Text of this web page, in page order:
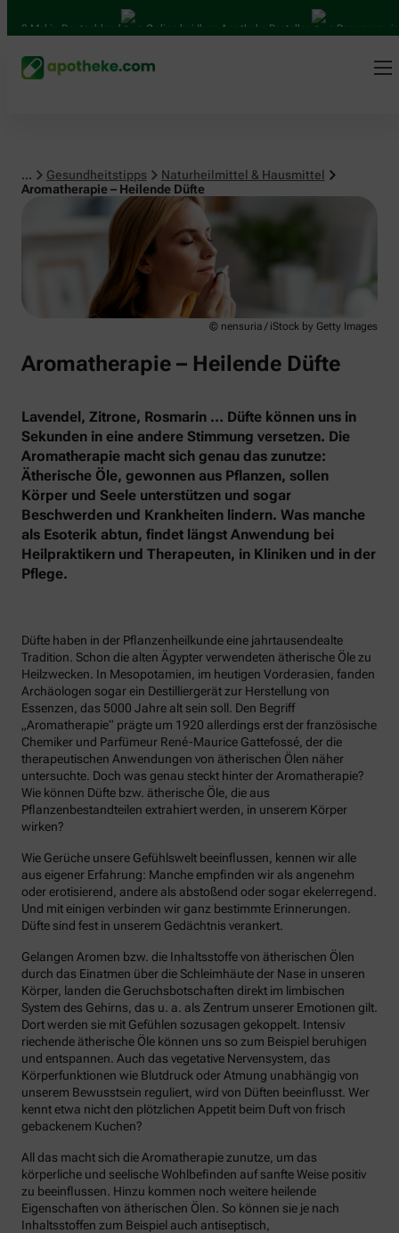
Mal in Deutschland Online bei Ihrer Apotheke Bestellen Bequem
... Gesundheitstipps
Naturheilmittel & Hausmittel
Aromatherapie – Heilende Düfte
Naturheilmittel & Hausmittel
© nensuria / iStock by Getty Images
Aromatherapie – Heilende Düfte
Lavendel, Zitrone, Rosmarin … Düfte können uns in
Sekunden in eine andere Stimmung versetzen. Die
Aromatherapie macht sich genau das zunutze:
Ätherische Öle, gewonnen aus Pflanzen, sollen
Körper und Seele unterstützen und sogar
Beschwerden und Krankheiten lindern. Was manche
als Esoterik abtun, findet längst Anwendung bei
Heilpraktikern und Therapeuten, in Kliniken und in der
Pflege.
Düfte haben in der Pflanzenheilkunde eine jahrtausendealte
Tradition. Schon die alten Ägypter verwendeten ätherische Öle zu
Heilzwecken. In Mesopotamien, im heutigen Vorderasien, fanden
Archäologen sogar ein Destilliergerät zur Herstellung von
Essenzen, das 5000 Jahre alt sein soll. Den Begriff
„Aromatherapie“ prägte um 1920 allerdings erst der französische
Chemiker und Parfümeur René-Maurice Gattefossé, der die
therapeutischen Anwendungen von ätherischen Ölen näher
untersuchte. Doch was genau steckt hinter der Aromatherapie?
Wie können Düfte bzw. ätherische Öle, die aus
Pflanzenbestandteilen extrahiert werden, in unserem Körper
wirken?
Wie Gerüche unsere Gefühlswelt beeinflussen, kennen wir alle
aus eigener Erfahrung: Manche empfinden wir als angenehm
oder erotisierend, andere als abstoßend oder sogar ekelerregend.
Und mit einigen verbinden wir ganz bestimmte Erinnerungen.
Düfte sind fest in unserem Gedächtnis verankert.
Gelangen Aromen bzw. die Inhaltsstoffe von ätherischen Ölen
durch das Einatmen über die Schleimhäute der Nase in unseren
Körper, landen die Geruchsbotschaften direkt im limbischen
System des Gehirns, das u. a. als Zentrum unserer Emotionen gilt.
Dort werden sie mit Gefühlen sozusagen gekoppelt. Intensiv
riechende ätherische Öle können uns so zum Beispiel beruhigen
und entspannen. Auch das vegetative Nervensystem, das
Körperfunktionen wie Blutdruck oder Atmung unabhängig von
unserem Bewusstsein reguliert, wird von Düften beeinflusst. Wer
kennt etwa nicht den plötzlichen Appetit beim Duft von frisch
gebackenem Kuchen?
All das macht sich die Aromatherapie zunutze, um das
körperliche und seelische Wohlbefinden auf sanfte Weise positiv
zu beeinflussen. Hinzu kommen noch weitere heilende
Eigenschaften von ätherischen Ölen. So können sie je nach
Inhaltsstoffen zum Beispiel auch antiseptisch,